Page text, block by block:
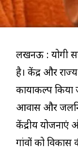
लखनऊ : योगी
है। केंद्र और
कायाकल्प किया
आवास और
केंद्रीय योजनाएं
गांवों को विकास